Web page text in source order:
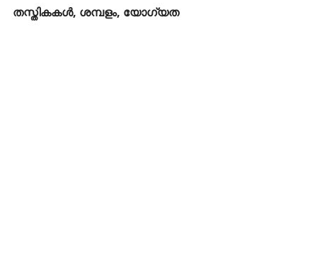
തസ്തികകൾ, ശമ്പളം, യോഗ്യത